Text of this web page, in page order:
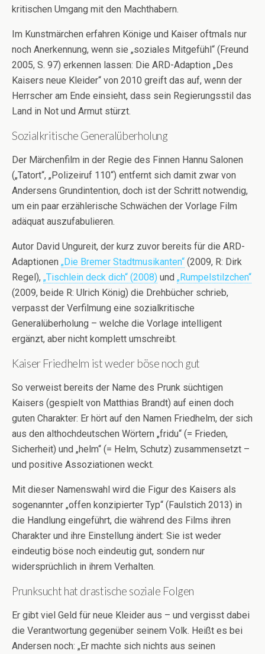
kritischen Umgang mit den Machthabern.
Im Kunstmärchen erfahren Könige und Kaiser oftmals nur
noch Anerkennung, wenn sie „soziales Mitgefühl“ (Freund
2005, S. 97) erkennen lassen: Die ARD-Adaption „Des
Kaisers neue Kleider“ von 2010 greift das auf, wenn der
Herrscher am Ende einsieht, dass sein Regierungsstil das
Land in Not und Armut stürzt.
Sozialkritische Generalüberholung
Der Märchenfilm in der Regie des Finnen Hannu Salonen
(„Tatort“, „Polizeiruf 110“) entfernt sich damit zwar von
Andersens Grundintention, doch ist der Schritt notwendig,
um ein paar erzählerische Schwächen der Vorlage Film
adäquat auszufabulieren.
Autor David Ungureit, der kurz zuvor bereits für die ARD-
Adaptionen „Die Bremer Stadtmusikanten“ (2009, R: Dirk
Regel), „Tischlein deck dich“ (2008) und „Rumpelstilzchen“
(2009, beide R: Ulrich König) die Drehbücher schrieb,
verpasst der Verfilmung eine sozialkritische
Generalüberholung – welche die Vorlage intelligent
ergänzt, aber nicht komplett umschreibt.
Kaiser Friedhelm ist weder böse noch gut
So verweist bereits der Name des Prunk süchtigen
Kaisers (gespielt von Matthias Brandt) auf einen doch
guten Charakter: Er hört auf den Namen Friedhelm, der sich
aus den althochdeutschen Wörtern „fridu“ (= Frieden,
Sicherheit) und „helm“ (= Helm, Schutz) zusammensetzt –
und positive Assoziationen weckt.
Mit dieser Namenswahl wird die Figur des Kaisers als
sogenannter „offen konzipierter Typ“ (Faulstich 2013) in
die Handlung eingeführt, die während des Films ihren
Charakter und ihre Einstellung ändert: Sie ist weder
eindeutig böse noch eindeutig gut, sondern nur
widersprüchlich in ihrem Verhalten.
Prunksucht hat drastische soziale Folgen
Er gibt viel Geld für neue Kleider aus – und vergisst dabei
die Verantwortung gegenüber seinem Volk. Heißt es bei
Andersen noch: „Er machte sich nichts aus seinen